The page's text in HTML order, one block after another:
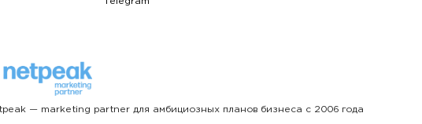
— marketing partner для амбициозных планов бизнеса с 2006 года